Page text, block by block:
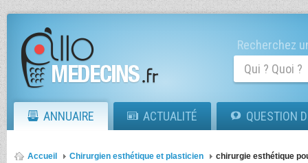
Recherchez
ANNUAIRE ACTUALITÉ QUESTION
Accueil Chirurgien esthétique et plasticien chirurgie esthétique